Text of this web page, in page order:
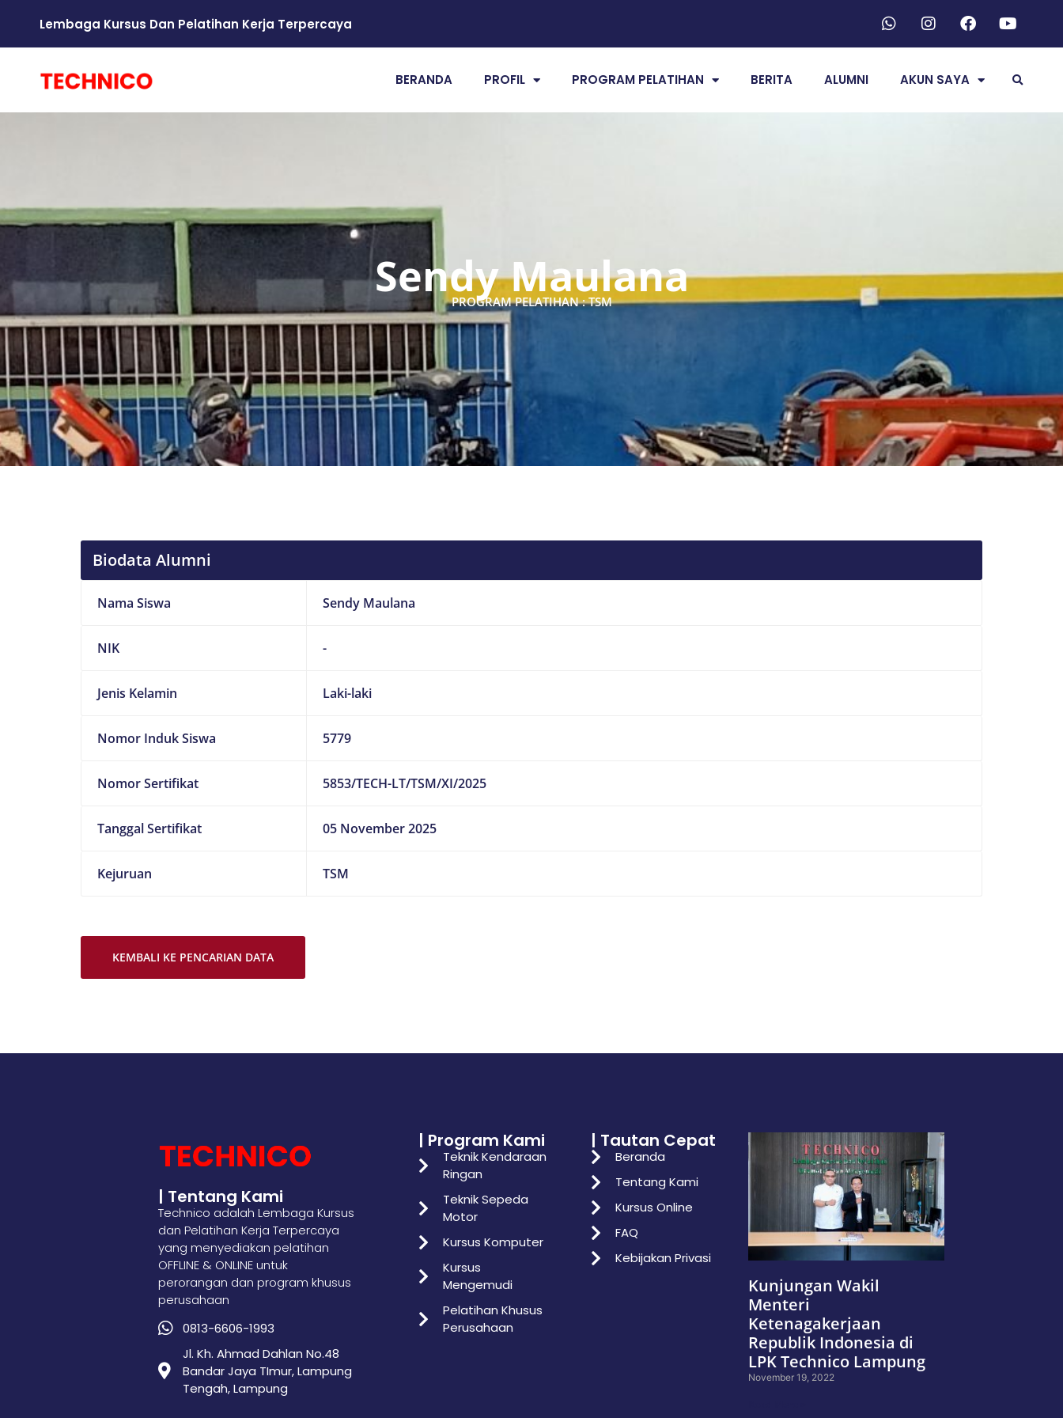
Lembaga Kursus Dan Pelatihan Kerja Terpercaya
BERANDA PROFIL PROGRAM PELATIHAN BERITA ALUMNI AKUN SAYA
Sendy Maulana
PROGRAM PELATIHAN : TSM
Biodata Alumni
Nama Siswa Sendy Maulana
NIK -
Jenis Kelamin Laki-laki
Nomor Induk Siswa 5779
Nomor Sertifikat 5853/TECH-LT/TSM/XI/2025
Tanggal Sertifikat 05 November 2025
Kejuruan TSM
KEMBALI KE PENCARIAN DATA
| Tentang Kami
Technico adalah Lembaga Kursus
dan Pelatihan Kerja Terpercaya
yang menyediakan pelatihan
OFFLINE & ONLINE untuk
perorangan dan program khusus
perusahaan
0813-6606-1993
Jl. Kh. Ahmad Dahlan No.48
Bandar Jaya TImur, Lampung
Tengah, Lampung
| Program Kami
Teknik Kendaraan
Ringan
Teknik Sepeda
Motor
Kursus Komputer
Kursus
Mengemudi
Pelatihan Khusus
Perusahaan
| Tautan Cepat
Beranda
Tentang Kami
Kursus Online
FAQ
Kebijakan Privasi
Kunjungan Wakil
Menteri
Ketenagakerjaan
Republik Indonesia di
LPK Technico Lampung
November 19, 2022